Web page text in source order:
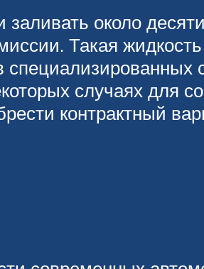
около
Такая
случаях для
контрактный